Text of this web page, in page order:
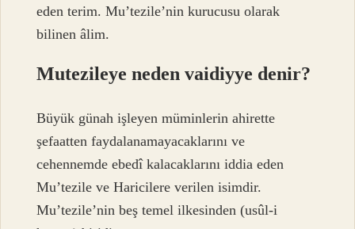
eden terim. Mu’tezile’nin kurucusu olarak
bilinen âlim.
Mutezileye neden vaidiyye denir?
Büyük günah işleyen müminlerin ahirette
şefaatten faydalanamayacaklarını ve
cehennemde ebedî kalacaklarını iddia eden
Mu’tezile ve Haricilere verilen isimdir.
Mu’tezile’nin beş temel ilkesinden (usûl-i